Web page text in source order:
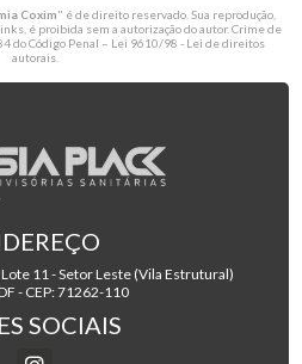
Coxim" é de direito reservado. Sua reprodução,
é proibida sem a autorização do autor. Crime de
do Código Penal – Lei 9610/98 - Lei de direitos
autorais.
11 - Setor Leste (Vila Estrutural)
- CEP: 71262-110
SOCIAIS